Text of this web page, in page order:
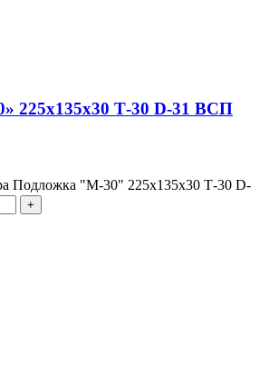
225х135х30 Т-30 D-31 ВСП
Подложка "М-30" 225х135х30 Т-30 D-